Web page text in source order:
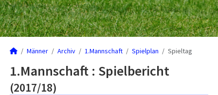
Männer Archiv 1.Mannschaft Spielplan Spieltag
1.Mannschaft : Spielbericht
(2017/18)